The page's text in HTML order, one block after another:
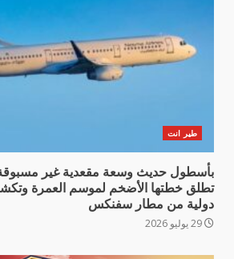
طير انت
بأسطول حديث وسعة مقعدية غير
تطلق خطتها الأضخم لموسم العمرة
دولية من مطار سفنكس